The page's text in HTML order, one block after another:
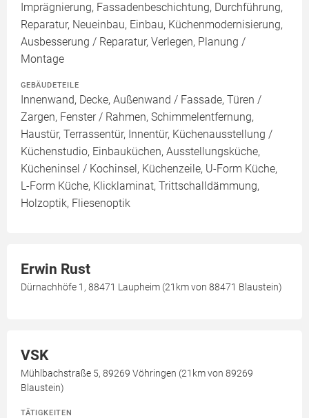
Imprägnierung, Fassadenbeschichtung, Durchführung,
Reparatur, Neueinbau, Einbau, Küchenmodernisierung,
Ausbesserung / Reparatur, Verlegen, Planung /
Montage
GEBÄUDETEILE
Innenwand, Decke, Außenwand / Fassade, Türen /
Zargen, Fenster / Rahmen, Schimmelentfernung,
Haustür, Terrassentür, Innentür, Küchenausstellung /
Küchenstudio, Einbauküchen, Ausstellungsküche,
Kücheninsel / Kochinsel, Küchenzeile, U-Form Küche,
L-Form Küche, Klicklaminat, Trittschalldämmung,
Holzoptik, Fliesenoptik
Erwin Rust
Dürnachhöfe 1, 88471 Laupheim (21km von 88471 Blaustein)
VSK
Mühlbachstraße 5, 89269 Vöhringen (21km von 89269
Blaustein)
TÄTIGKEITEN